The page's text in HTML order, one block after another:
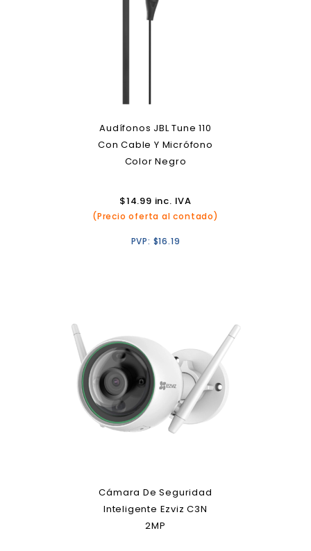
Audífonos JBL Tune 110
Con Cable Y Micrófono
Color Negro
$14.99 inc. IVA
(Precio oferta al contado)
PVP: $16.19
Cámara De Seguridad
Inteligente Ezviz C3N
2MP